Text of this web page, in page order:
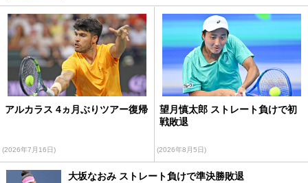
アルカラス 4ヵ月ぶりツアー復帰
(2026年7月16日)
望月慎太郎 ストレート負けで初
戦敗退
(2026年8月5日)
大坂なおみ ストレート負けで準決勝敗退